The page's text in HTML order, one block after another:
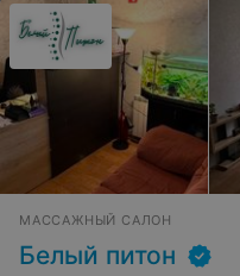
МАССАЖНЫЙ САЛОН
Белый питон